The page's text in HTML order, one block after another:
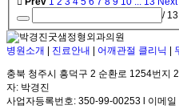
/ 13
병원소개 진료안내 어깨관절 클리닉
충북 청주시 흥덕구 2 순환로 1254번지
자: 박경진
사업자등록번호: 350-99-00253 l 이메